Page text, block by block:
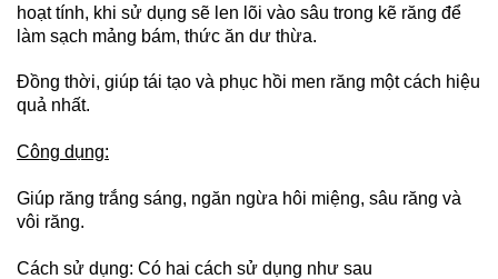
hoạt tính, khi sử dụng sẽ len lõi vào sâu trong kẽ răng để
làm sạch mảng bám, thức ăn dư thừa.
Đồng thời, giúp tái tạo và phục hồi men răng một cách hiệu
quả nhất.
Công dụng:
Giúp răng trắng sáng, ngăn ngừa hôi miệng, sâu răng và
vôi răng.
Cách sử dụng: Có hai cách sử dụng như sau